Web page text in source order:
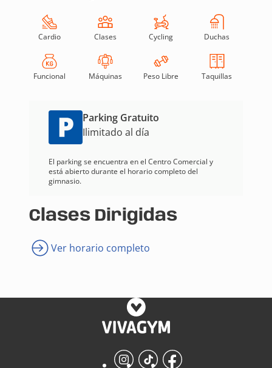
Cardio Clases Cycling Duchas
Funcional Máquinas Peso Libre Taquillas
Parking Gratuito
Ilimitado al día
El parking se encuentra en el Centro Comercial y
está abierto durante el horario completo del
gimnasio.
Clases Dirigidas
Ver horario completo
Instagram
TikTokFacebook